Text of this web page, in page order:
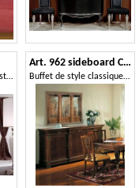
Buffet de luxe dans un style classique, en bois décoré à la main, adapté pour la décoration des entrées et salles à manger
Art. 962 sideboard Carlo X
Buffet de style classique, marqueterie, pour le salon